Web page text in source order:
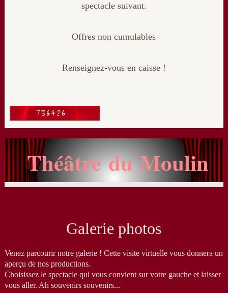
spectacle suivant.
Offres non cumulables
Renseignez-vous en caisse !
Théâtre du Moulin
Galerie photos
Venez parcourir notre galerie ! Cette visite virtuelle vous donnera un
aperçu de nos productions.
Choisissez le spectacle qui vous convient sur votre gauche et laisser
vous aller. Ah souvenirs souvenirs...